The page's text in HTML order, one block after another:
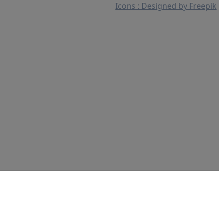
Icons : Designed by Freepik